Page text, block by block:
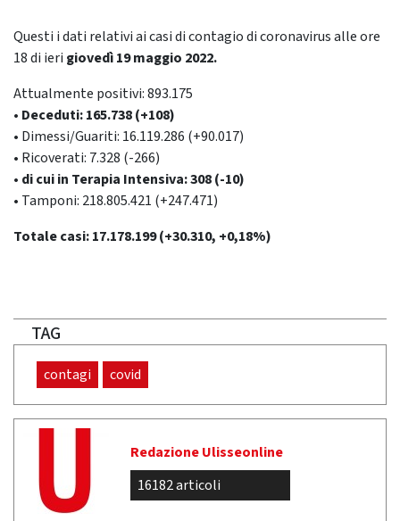
Questi i dati relativi ai casi di contagio di coronavirus alle ore
18 di ieri giovedì 19 maggio 2022.
Attualmente positivi: 893.175
• Deceduti: 165.738 (+108)
• Dimessi/Guariti: 16.119.286 (+90.017)
• Ricoverati: 7.328 (-266)
• di cui in Terapia Intensiva: 308 (-10)
• Tamponi: 218.805.421 (+247.471)
Totale casi: 17.178.199 (+30.310, +0,18%)
TAG
contagi covid
Redazione Ulisseonline
16182 articoli